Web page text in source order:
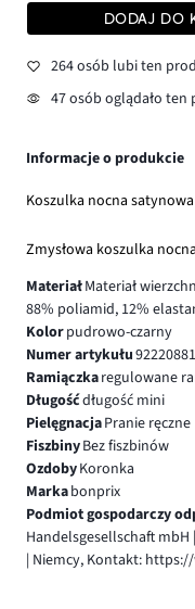
DODAJ DO
264 osób lubi ten
47 osób oglądało
Informacje o produkcie
Koszulka nocna
Zmysłowa koszulka
MateriałMateriał
88% poliamid, 12%
Kolorpudrowo-czarny
Numer artykułu92220881
Ramiączkaregulowane
Długośćdługość mini
PielęgnacjaPranie ręczne
FiszbinyBez fiszbinów
OzdobyKoronka
Markabonprix
Podmiot gospodarczy
Handelsgesellschaft
| Niemcy, Kontakt: